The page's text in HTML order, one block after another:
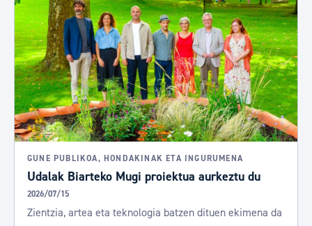
GUNE PUBLIKOA, HONDAKINAK ETA INGURUMENA
Udalak Biarteko Mugi proiektua aurkeztu du
2026/07/15
Zientzia, artea eta teknologia batzen dituen ekimena da